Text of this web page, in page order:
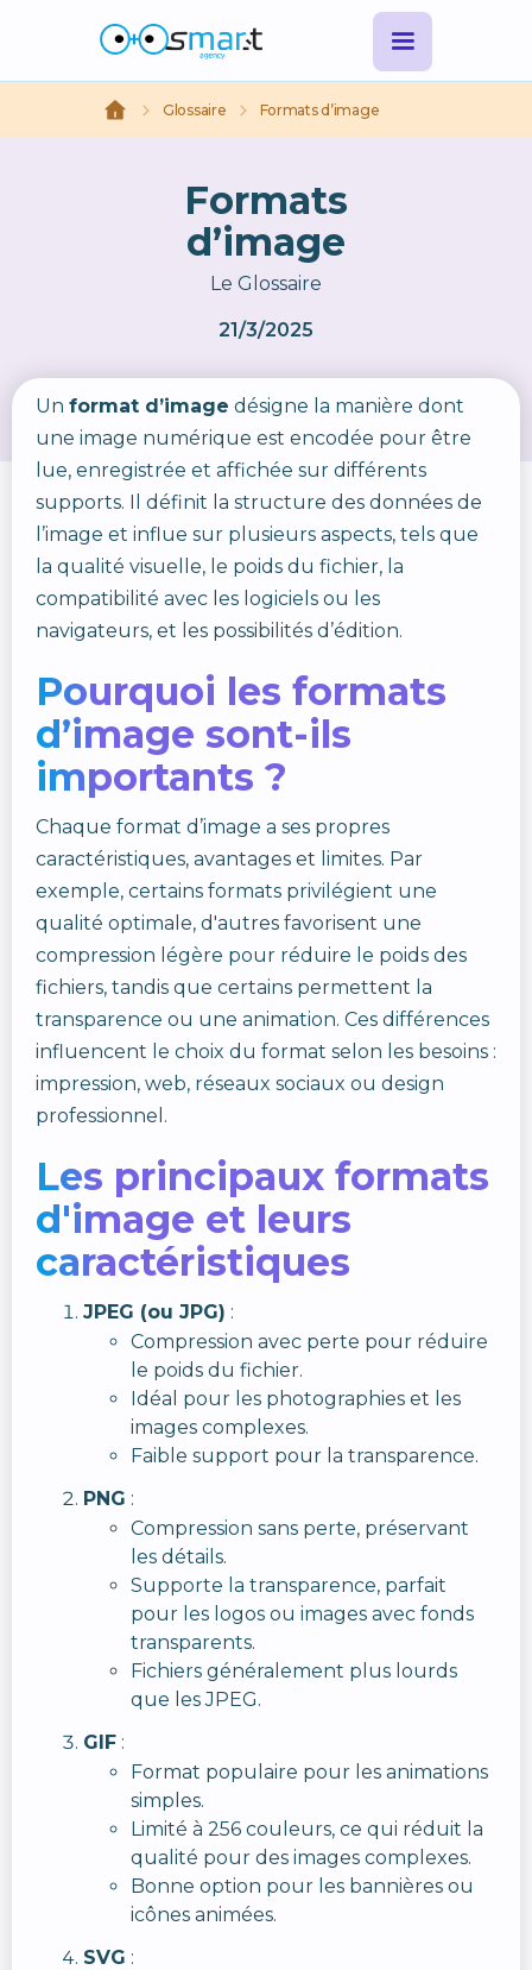
Glossaire Formats d’image
Formats
d’image
Le Glossaire
21/3/2025
Un format d’image désigne la manière dont
une image numérique est encodée pour être
lue, enregistrée et affichée sur différents
supports. Il définit la structure des données de
l’image et influe sur plusieurs aspects, tels que
la qualité visuelle, le poids du fichier, la
compatibilité avec les logiciels ou les
navigateurs, et les possibilités d’édition.
Pourquoi les formats
d’image sont-ils
importants ?
Chaque format d’image a ses propres
caractéristiques, avantages et limites. Par
exemple, certains formats privilégient une
qualité optimale, d'autres favorisent une
compression légère pour réduire le poids des
fichiers, tandis que certains permettent la
transparence ou une animation. Ces différences
influencent le choix du format selon les besoins :
impression, web, réseaux sociaux ou design
professionnel.
Les principaux formats
d'image et leurs
caractéristiques
JPEG (ou JPG) :
Compression avec perte pour réduire
le poids du fichier.
Idéal pour les photographies et les
images complexes.
Faible support pour la transparence.
PNG :
Compression sans perte, préservant
les détails.
Supporte la transparence, parfait
pour les logos ou images avec fonds
transparents.
Fichiers généralement plus lourds
que les JPEG.
GIF :
Format populaire pour les animations
simples.
Limité à 256 couleurs, ce qui réduit la
qualité pour des images complexes.
Bonne option pour les bannières ou
icônes animées.
SVG :